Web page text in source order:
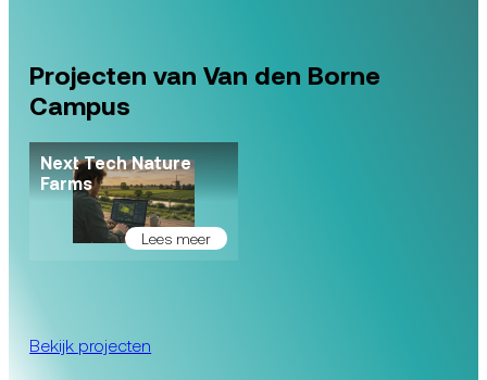
Projecten van Van den Borne
Campus
Next Tech Nature
Farms
Lees meer
Bekijk projecten